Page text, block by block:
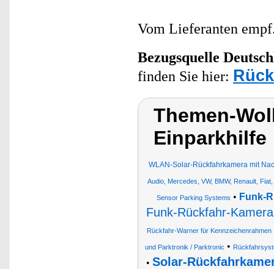
Vom Lieferanten
Bezugsquelle
finden Sie hier:
Themen-
Einparkhilfe
WLAN-Solar-Rückfahrkamera mit
Audio, Mercedes, VW, BMW, Renault,
Sensor Parking Systems • Funk-
Funk-Rückfahr-
Rückfahr-Warner für Kennzeichenrahmen
und Parktronik / Parktronic •
• Solar-